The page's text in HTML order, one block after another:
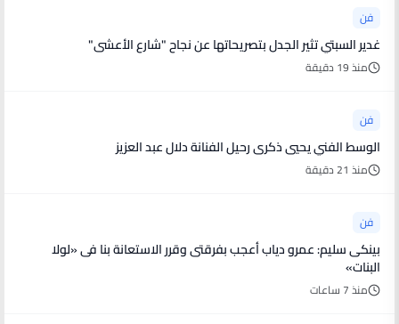
فن
غدير السبتي تثير الجدل بتصريحاتها عن نجاح "شارع الأعشى"
منذ 19 دقيقة
فن
الوسط الفني يحيي ذكرى رحيل الفنانة دلال عبد العزيز
منذ 21 دقيقة
فن
بينكى سليم: عمرو دياب أعجب بفرقتى وقرر الاستعانة بنا فى «لولا
البنات»
منذ 7 ساعات